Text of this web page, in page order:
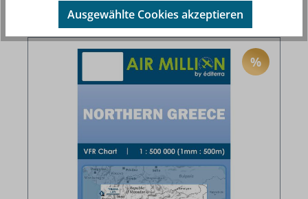
Preise inkl. MwSt. zzgl. Versandkosten
RABATT
%
Ausgewählte Cookies akzeptieren